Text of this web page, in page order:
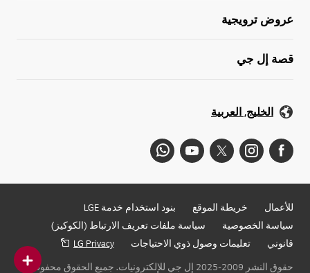
عروض ترويجية
قصة إل جي
الخليج, العربية
للأعمال خريطة الموقع
بنود استخدام خدمة LGE
سياسة الخصوصية
سياسة ملفات تعريف الارتباط (الكوكيز)
قانوني
تعليمات وصول ذوي الاحتياجات
LG Privacy
حقوق النشر 2009-2025 إل جي للإلكترونيات. جميع الحقوق محفوظة